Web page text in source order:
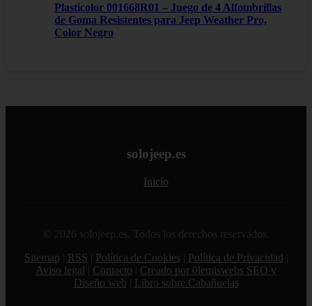
Plasticolor 001668R01 – Juego de 4 Alfombrillas
de Goma Resistentes para Jeep Weather Pro,
Color Negro
solojeep.es
Inicio
© 2026 solojeep.es. Todos los derechos reservados.
Sitemap
RSS Política de Cookies Política de Privacidad
Aviso legal
Contacto
Creado por 0lemiswebs SEO y
Diseño web
Libro sobre Cabañuelas